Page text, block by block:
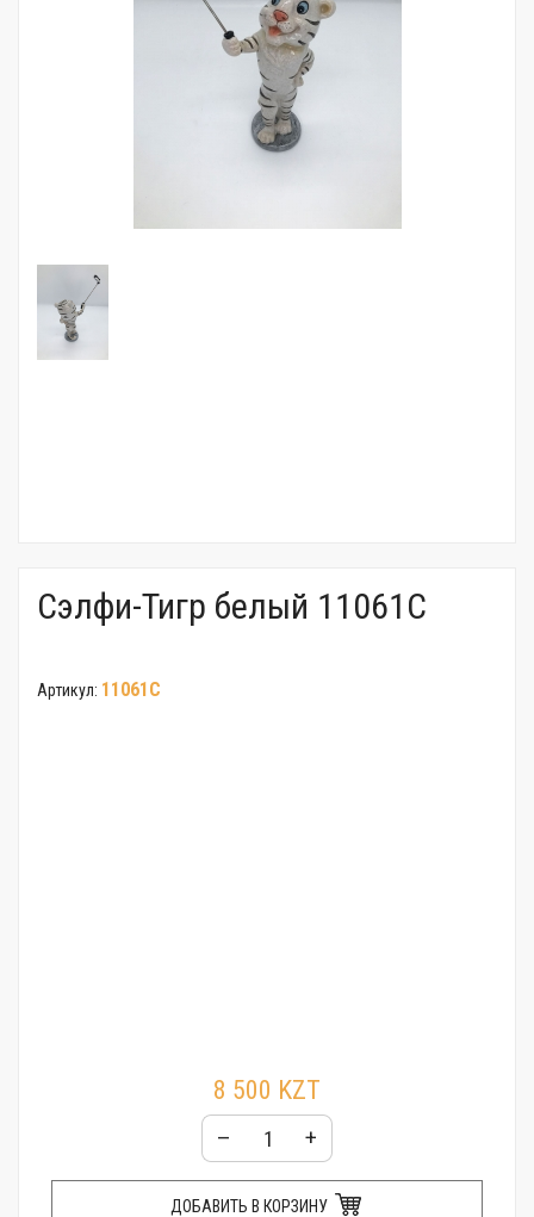
Сэлфи-Тигр белый 11061С
Артикул: 11061С
8 500 KZT
– +
ДОБАВИТЬ В КОРЗИНУ